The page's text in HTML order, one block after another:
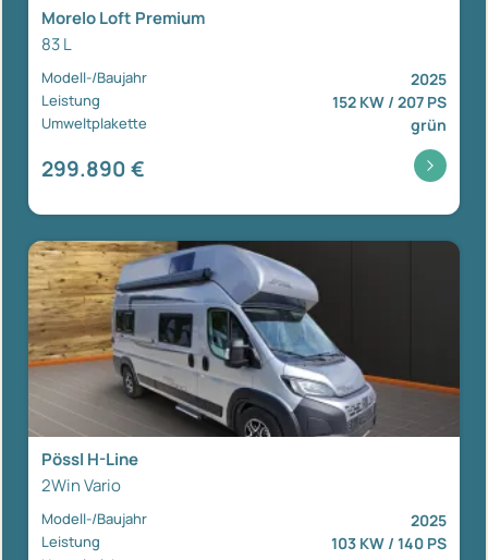
Morelo Loft Premium
83 L
Modell-/Baujahr 2025
Leistung 152 KW / 207 PS
Umweltplakette grün
299.890 €
Pössl H-Line
2Win Vario
Modell-/Baujahr 2025
Leistung 103 KW / 140 PS